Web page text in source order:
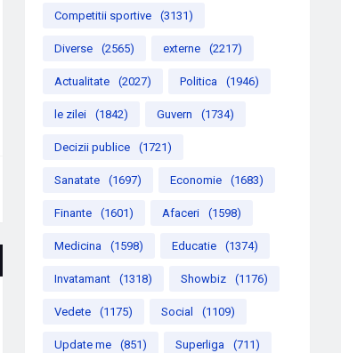
Competitii sportive (3131)
Diverse (2565) externe (2217)
Actualitate (2027) Politica (1946)
le zilei (1842) Guvern (1734)
Decizii publice (1721)
Sanatate (1697) Economie (1683)
Finante (1601) Afaceri (1598)
Medicina (1598) Educatie (1374)
Invatamant (1318) Showbiz (1176)
Vedete (1175) Social (1109)
Update me (851) Superliga (711)